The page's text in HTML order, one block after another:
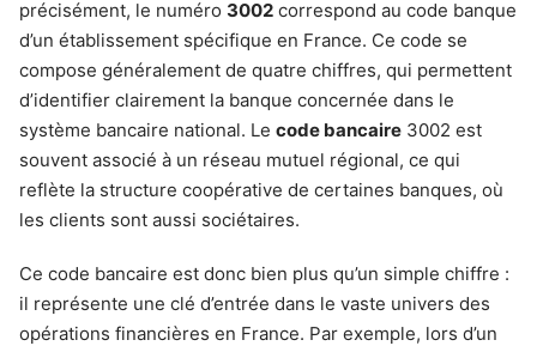
précisément, le numéro 3002 correspond au code banque
d’un établissement spécifique en France. Ce code se
compose généralement de quatre chiffres, qui permettent
d’identifier clairement la banque concernée dans le
système bancaire national. Le code bancaire 3002 est
souvent associé à un réseau mutuel régional, ce qui
reflète la structure coopérative de certaines banques, où
les clients sont aussi sociétaires.
Ce code bancaire est donc bien plus qu’un simple chiffre :
il représente une clé d’entrée dans le vaste univers des
opérations financières en France. Par exemple, lors d’un